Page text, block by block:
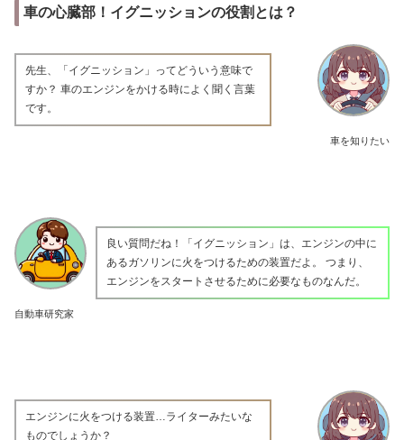
車の心臓部！イグニッションの役割とは？
車を知りたい
先生、「イグニッション」ってどういう意味で
すか？ 車のエンジンをかける時によく聞く言葉
です。
自動車研究家
良い質問だね！「イグニッション」は、エンジンの中に
あるガソリンに火をつけるための装置だよ。 つまり、
エンジンをスタートさせるために必要なものなんだ。
エンジンに火をつける装置…ライターみたいな
ものでしょうか？